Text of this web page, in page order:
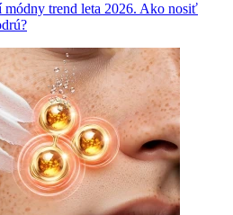
trend leta 2026. Ako nosiť